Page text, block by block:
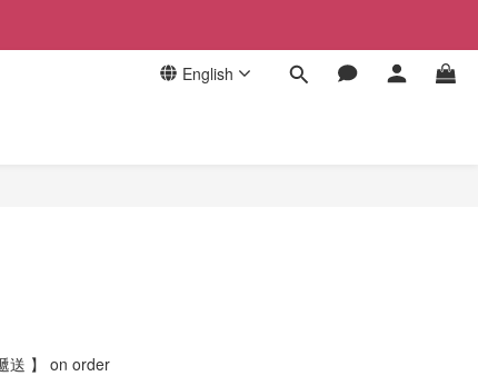
English
送 】 on order